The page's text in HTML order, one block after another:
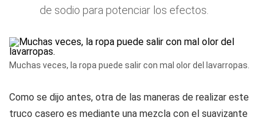
de sodio para potenciar los efectos.
Muchas veces, la ropa puede salir con mal olor del lavarropas.
Como se dijo antes, otra de las maneras de realizar este
truco casero es mediante una mezcla con el suavizante